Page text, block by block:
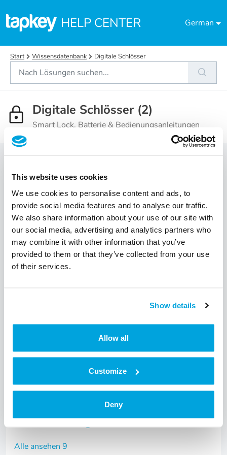
This website uses cookies
We use cookies to personalise content and ads, to
provide social media features and to analyse our traffic.
We also share information about your use of our site with
our social media, advertising and analytics partners who
may combine it with other information that you’ve
provided to them or that they’ve collected from your use
of their services.
Show details
Allow all
Customize
Deny
HELP CENTER German
Start Wissensdatenbank Digitale Schlösser
Digitale Schlösser (2)
Smart Lock, Batterie & Bedienungsanleitungen
Warum blinkt mein Smart Lock grün, ohne dass ich
etwas tue?
Wie tausche ich die Batterie aus?
Was passiert, wenn jemand den Elektronikknauf
gewaltsam abreißt?
Furniture Lock – Bedienungs- &
Installationsanleitungen
Tapkey Padlock – Bedienungs- &
Installationsanleitungen
Tapkey Smart Lock – Bedienungs- &
Alle ansehen 9